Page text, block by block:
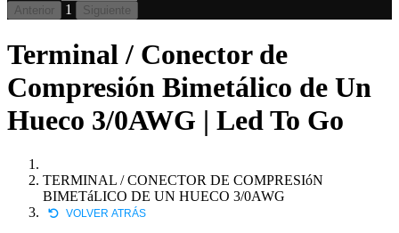
Anterior 1 Siguiente
Terminal / Conector de
Compresión Bimetálico de Un
Hueco 3/0AWG | Led To Go
TERMINAL / CONECTOR DE COMPRESIóN
BIMETáLICO DE UN HUECO 3/0AWG
VOLVER ATRÁS